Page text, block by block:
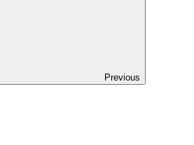
Previous